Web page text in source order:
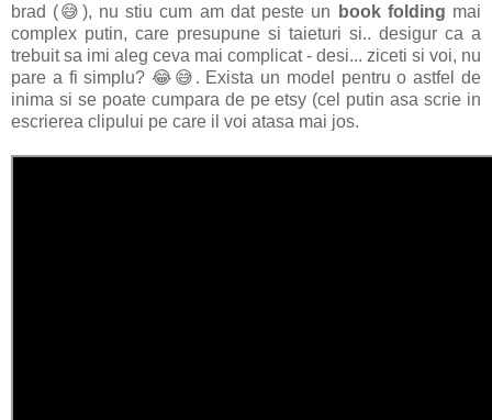
brad (😅), nu stiu cum am dat peste un
book folding mai
complex putin, care presupune si taieturi si.. desigur ca a
trebuit sa imi aleg ceva mai complicat - desi... ziceti si voi, nu
pare a fi simplu? 😂😅. Exista un model pentru o astfel de
inima si se poate cumpara de pe etsy (cel putin asa scrie in
escrierea clipului pe care il voi atasa mai jos.